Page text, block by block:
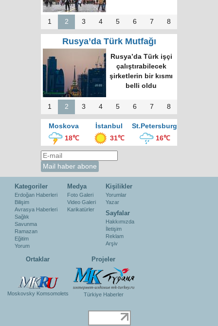
1 2 3 4 5 6 7 8
Rusya’da Türk Mutfağı
Rusya’da Türk işçi
çalıştırabilecek
şirketlerin bir kısmı
belli oldu
1 2 3 4 5 6 7 8
Moskova İstanbul
St.Petersburg
18℃
31℃ 16℃
Kategoriler
Erdoğan Haberleri
Bilişim
Avrasya Haberleri
Sağlık
Savunma
Ramazan
Eğitim
Yorum
Medya
Foto Galeri
Video Galeri
Karikatürler
Kişilikler
Yorumlar
Yazar
Sayfalar
Hakkımızda
İletişim
Reklam
Arşiv
Ortaklar
Moskovsky Komsomolets
Projeler
Türkiye Haberler